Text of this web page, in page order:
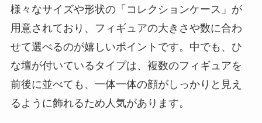
様々なサイズや形状の「コレクションケース」が
用意されており、フィギュアの大きさや数に合わ
せて選べるのが嬉しいポイントです。中でも、ひ
な壇が付いているタイプは、複数のフィギュアを
前後に並べても、一体一体の顔がしっかりと見え
るように飾れるため人気があります。